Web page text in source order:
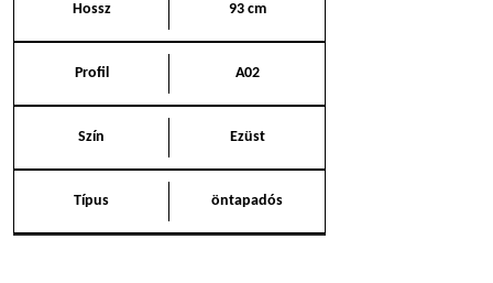
Hossz 93 cm
Profil A02
Szín Ezüst
Típus öntapadós